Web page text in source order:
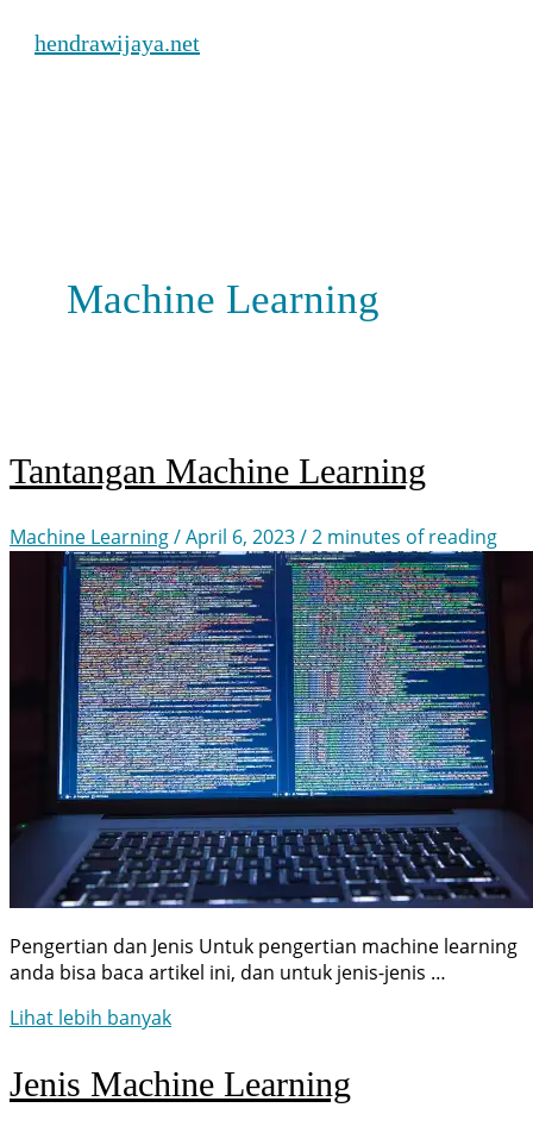
hendrawijaya.net
Machine Learning
Tantangan Machine Learning
Machine Learning/April 6, 2023/2 minutes of reading
Pengertian dan Jenis Untuk pengertian machine learning
anda bisa baca artikel ini, dan untuk jenis-jenis …
Tantangan
Learning
Lihat lebih banyak
Jenis Machine Learning